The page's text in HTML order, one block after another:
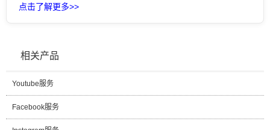
点击了解更多>>
相关产品
Youtube服务
Facebook服务